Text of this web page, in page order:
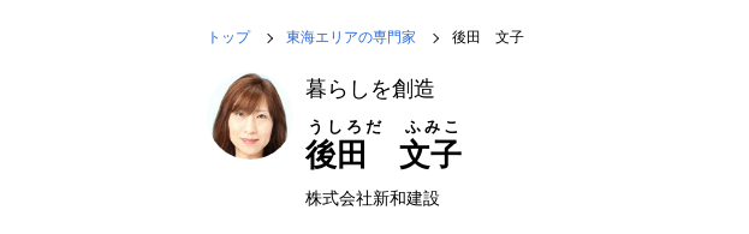
トップ 東海エリアの専門家 後田 文子
暮らしを創造
後田 文子
うしろだ ふみこ
株式会社新和建設